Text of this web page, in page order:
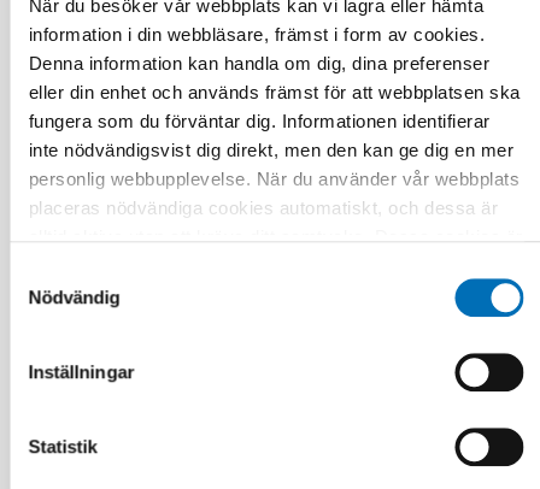
När du besöker vår webbplats kan vi lagra eller hämta
information i din webbläsare, främst i form av cookies.
Denna information kan handla om dig, dina preferenser
eller din enhet och används främst för att webbplatsen ska
fungera som du förväntar dig. Informationen identifierar
inte nödvändigsvist dig direkt, men den kan ge dig en mer
personlig webbupplevelse. När du använder vår webbplats
placeras nödvändiga cookies automatiskt, och dessa är
dess funktioner. Vi respekterar din integritet, och du kan
marknadsföring och oklassificerade) du vill acceptera.
Klicka på de olika kategorirubrikerna för att ta reda på mer
blockering av cookies kan påverka din upplevelse av
webbplatsen och de tjänster vi erbjuder. Om du har besökt
Nödvändig
Inställningar
Statistik